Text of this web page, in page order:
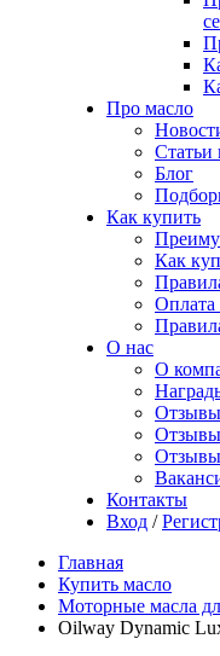
Про масло
Статьи
Блог
Как купить
Как
Оплата
О нас
О
Отзывы
Контакты
Вход /
Главная
Купить масло
Моторные масла
Oilway Dynamic